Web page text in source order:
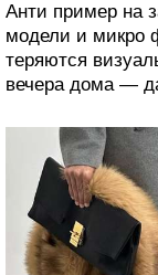
Анти пример на
модели и микро
теряются
вечера дома —